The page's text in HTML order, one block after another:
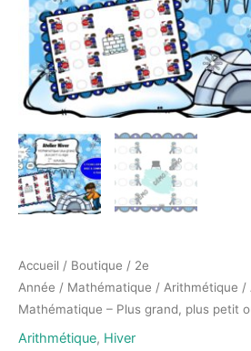
Accueil / Boutique / 2e
Année / Mathématique / Arithmétique /
Mathématique – Plus grand, plus petit
Arithmétique, Hiver